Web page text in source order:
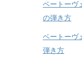
ベートーヴ
の弾き方
ベートーヴ
弾き方